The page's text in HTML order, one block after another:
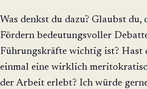
Was denkst du dazu? Glaubst du,
Fördern bedeutungsvoller
Führungskräfte wichtig ist? Hast
einmal eine wirklich
der Arbeit erlebt? Ich würde